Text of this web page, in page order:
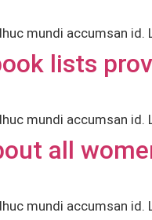
mundi accumsan
lists
mundi accumsan
all
mundi accumsan